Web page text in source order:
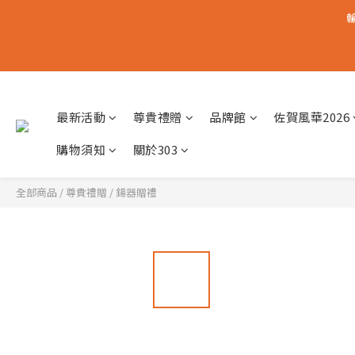
最新活動 尊貴禮贈 品牌館
佐賀風華2026
購物須知
關於303
全部商品 /尊貴禮贈 / 鍚器贈禮